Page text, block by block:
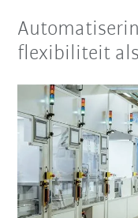
flexibiliteit